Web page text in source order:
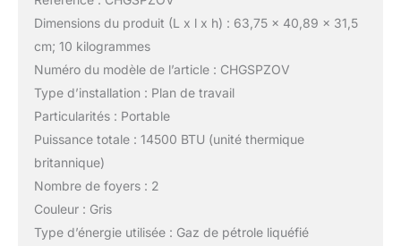
Dimensions du produit (L x l x h) : 63,75 x 40,89 x 31,5
cm; 10 kilogrammes
Numéro du modèle de l’article : CHGSPZOV
Type d’installation : Plan de travail
Particularités : Portable
Puissance totale : 14500 BTU (unité thermique
britannique)
Nombre de foyers : 2
Couleur : Gris
Type d’énergie utilisée : Gaz de pétrole liquéfié